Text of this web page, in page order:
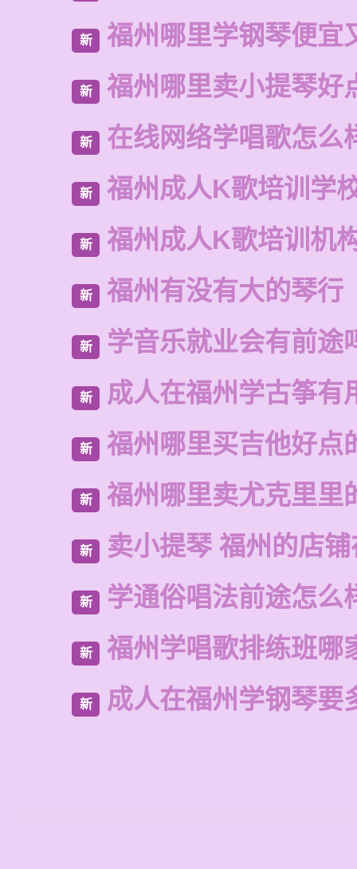
新 福州哪里学钢琴便宜
新 福州哪里卖小提琴好
新 在线网络学唱歌怎么
新 福州成人K歌培训学
新 福州成人K歌培训机
新 福州有没有大的琴行
新 学音乐就业会有前途
新 成人在福州学古筝有
新 福州哪里买吉他好点
新 福州哪里卖尤克里里
新 卖小提琴 福州的店
新 学通俗唱法前途怎么
新 福州学唱歌排练班哪
新 成人在福州学钢琴要